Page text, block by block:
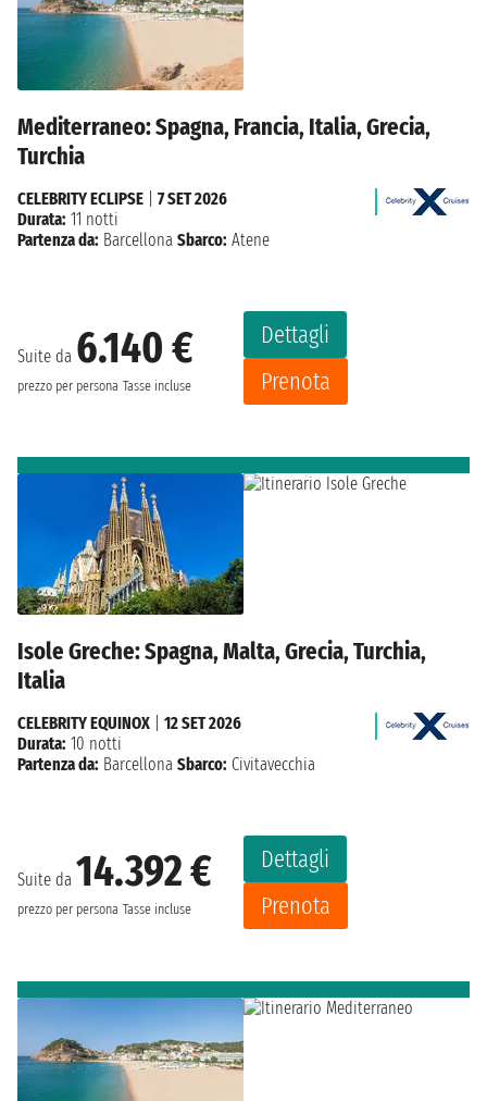
Mediterraneo: Spagna, Francia, Italia, Grecia,
Turchia
Suite da 6.140 €
prezzo per persona Tasse incluse
Dettagli
Prenota
CELEBRITY ECLIPSE
7 SET 2026
Durata: 11 notti
Partenza da: Barcellona Sbarco: Atene
Isole Greche: Spagna, Malta, Grecia, Turchia,
Italia
Suite da 14.392 €
prezzo per persona Tasse incluse
Dettagli
Prenota
CELEBRITY EQUINOX
12 SET 2026
Durata: 10 notti
Partenza da: Barcellona Sbarco: Civitavecchia